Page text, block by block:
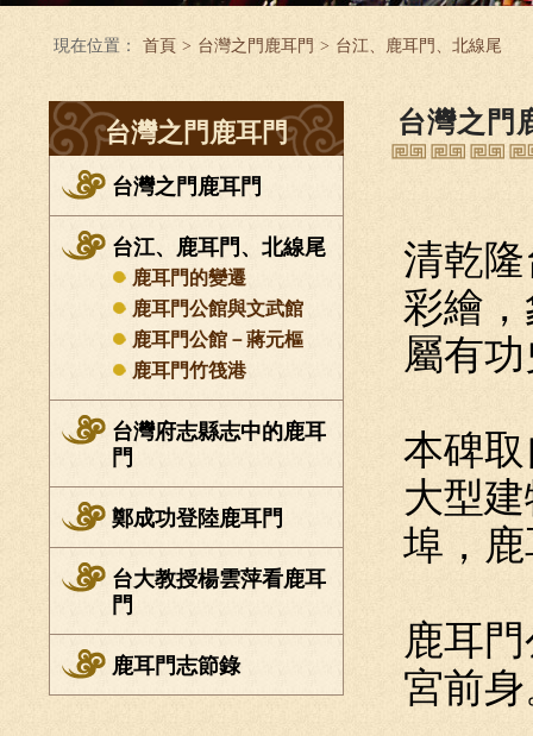
現在位置： 首頁 > 台灣之門鹿耳門 > 台江、鹿耳門、北線尾
台灣之門鹿耳門
台灣之門鹿耳門
台江、鹿耳門、北線尾
鹿耳門的變遷
鹿耳門公館與文武館
鹿耳門公館－蔣元樞
鹿耳門竹筏港
台灣府志縣志中的鹿耳
門
鄭成功登陸鹿耳門
台大教授楊雲萍看鹿耳
門
鹿耳門志節錄
台灣之門
清乾
彩繪
屬有
本碑
大型
埠，
鹿耳
宮前